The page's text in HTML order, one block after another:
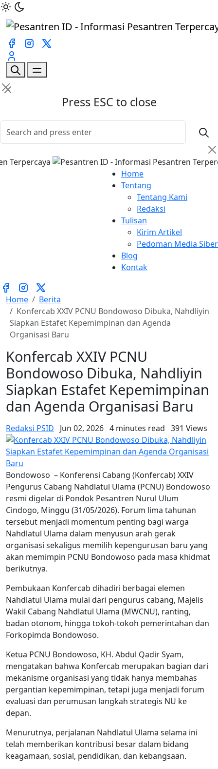
Press ESC to close
Home
Tentang
Tentang Kami
Redaksi
Tulisan
Kirim Artikel
Pedoman Media Siber
Blog
Kontak
Home
Berita
Konfercab XXIV PCNU Bondowoso Dibuka, Nahdliyin
Siapkan Estafet Kepemimpinan dan Agenda
Organisasi Baru
Konfercab XXIV PCNU
Bondowoso Dibuka, Nahdliyin
Siapkan Estafet Kepemimpinan
dan Agenda Organisasi Baru
Redaksi PSID Jun 02, 2026 4 minutes read 391 Views
Bondowoso – Konferensi Cabang (Konfercab) XXIV
Pengurus Cabang Nahdlatul Ulama (PCNU) Bondowoso
resmi digelar di Pondok Pesantren Nurul Ulum
Cindogo, Minggu (31/05/2026). Forum lima tahunan
tersebut menjadi momentum penting bagi warga
Nahdlatul Ulama dalam menyusun arah gerak
organisasi sekaligus memilih kepengurusan baru yang
akan memimpin PCNU Bondowoso pada masa khidmat
berikutnya.
Pembukaan Konfercab dihadiri berbagai elemen
Nahdlatul Ulama mulai dari pengurus cabang, Majelis
Wakil Cabang Nahdlatul Ulama (MWCNU), ranting,
badan otonom, hingga tokoh-tokoh pemerintahan dan
Forkopimda Bondowoso.
Ketua PCNU Bondowoso, KH. Abdul Qadir Syam,
mengatakan bahwa Konfercab merupakan bagian dari
mekanisme organisasi yang tidak hanya membahas
pergantian kepemimpinan, tetapi juga menjadi forum
evaluasi dan perumusan langkah strategis NU ke
depan.
Menurutnya, perjalanan Nahdlatul Ulama selama ini
telah memberikan kontribusi besar dalam bidang
keagamaan, sosial, pendidikan, dan kebangsaan.